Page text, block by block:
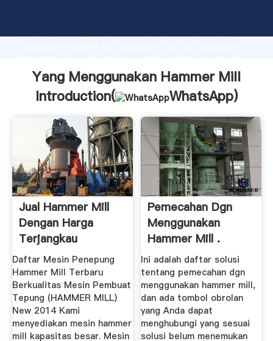
Grasping strong production capability, advanced
value and bring values to all of customers.
Yang Menggunakan Hammer Mill
Introduction(
WhatsApp)
Jual Hammer Mill
Dengan Harga
Terjangkau
Daftar Mesin Penepung
Hammer Mill Terbaru
Berkualitas Mesin Pembuat
Tepung (HAMMER MILL)
New 2014 Kami
menyediakan mesin hammer
mill kapasitas besar. Mesin
Pemecahan Dgn
Menggunakan
Hammer Mill .
Ini adalah daftar solusi
tentang pemecahan dgn
menggunakan hammer mill,
dan ada tombol obrolan
yang Anda dapat
menghubungi yang sesuai
solusi belum menemukan